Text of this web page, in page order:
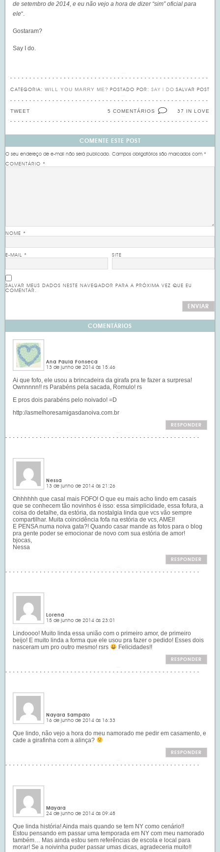
de setembro de 2014, e eu não vejo a hora de dizer “sim” oficial para
ele“.
Gostaram?
Say I do.
CATEGORIA:WILL YOU MARRY ME? SALVAR POST
POSTADO POR: SAY I DO
37 IN LOVE
5 COMENTÁRIOS
TWEET
COMENTE ESTE POST
O seu endereço de e-mail não será publicado. Campos obrigatórios são marcados com*
COMENTÁRIO*
NOME*
E-MAIL* SITE
SALVAR MEUS DADOS NESTE NAVEGADOR PARA A PRÓXIMA VEZ QUE EU
COMENTAR.
COMENTÁRIOS
Ana Paula Fonseca
13 de junho de 2014 às 15:46
Ai que fofo, ele usou a brincadeira da girafa pra te fazer a surpresa!
Ownnnnn!! rs Parabéns pela sacada, Romulo! rs
E pros dois parabéns pelo noivado! =D
http://asmelhoresamigasdanoiva.com.br
RESPONDER
Nessa
13 de junho de 2014 às 21:26
Ohhhhhh que casal mais FOFO! O que eu mais acho lindo em casais
que se conhecem tão novinhos é isso: essa simplicidade, essa fofura, a
coisa do detalhe, da estória, da nostalgia linda que vcs vão sempre
compartilhar. Muita coincidência fofa na estória de vcs, AMEI!
E PENSA numa noiva gata?! Quando casar mande as fotos para o blog
pra gente poder se emocionar de novo com sua estória de amor!
bjocas,
Nessa
RESPONDER
Lorena
15 de junho de 2014 às 23:01
Lindoooo! Muito linda essa união com o primeiro amor, de primeiro
beijo! E muito linda a forma que ele usou pra fazer o pedido! Esses dois
nasceram um pro outro mesmo! rsrs
Felicidades!!
RESPONDER
Nayara Sampaio
16 de junho de 2014 às 16:33
Que lindo, não vejo a hora do meu namorado me pedir em casamento, e
cade a girafinha com a alinça?
RESPONDER
Mayara
24 de junho de 2014 às 09:48
Que linda história! Ainda mais quando se tem NY como cenário!!
Estou pensando em passar uma temporada em NY com meu namorado
também… Mas ainda estou sem referências de escola e local para
morar! Se a noivinha puder passar umas dicas, agradeceria muito!!